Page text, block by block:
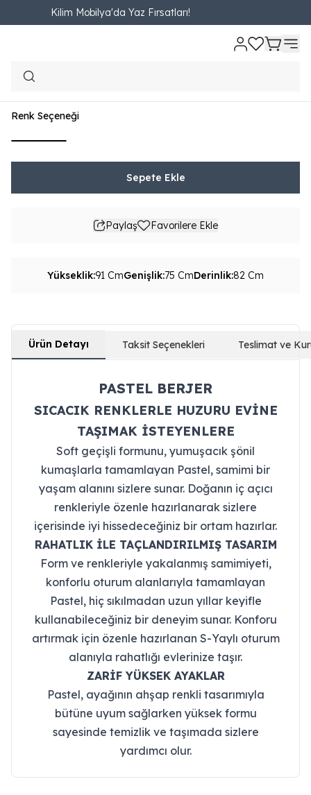
Kilim Mobilya'da Yaz Fırsatları!
Ana Sayfa OTURMA ODASI Berjer Pastel Berjer
₺ 14,620.00
Renk Seçeneği
Sepete Ekle
Paylaş Favorilere Ekle
Yükseklik:91 CmGenişlik:75 CmDerinlik:82 Cm
Ürün Detayı Taksit Seçenekleri Teslimat ve
PASTEL BERJER
SICACIK RENKLERLE HUZURU EVİNE
TAŞIMAK İSTEYENLERE
Soft geçişli formunu, yumuşacık şönil
kumaşlarla tamamlayan Pastel, samimi bir
yaşam alanını sizlere sunar. Doğanın iç açıcı
renkleriyle özenle hazırlanarak sizlere
içerisinde iyi hissedeceğiniz bir ortam hazırlar.
RAHATLIK İLE TAÇLANDIRILMIŞ TASARIM
Form ve renkleriyle yakalanmış samimiyeti,
konforlu oturum alanlarıyla tamamlayan
Pastel, hiç sıkılmadan uzun yıllar keyifle
kullanabileceğiniz bir deneyim sunar. Konforu
artırmak için özenle hazırlanan S-Yaylı oturum
alanıyla rahatlığı evlerinize taşır.
ZARİF YÜKSEK AYAKLAR
Pastel, ayağının ahşap renkli tasarımıyla
bütüne uyum sağlarken yüksek formu
sayesinde temizlik ve taşımada sizlere
yardımcı olur.